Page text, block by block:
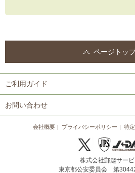
ページトッ
ご利用ガイド
お問い合わせ
会社概要 プライバシーポリシー 特
株式会社郵趣サー
東京都公安委員会 第